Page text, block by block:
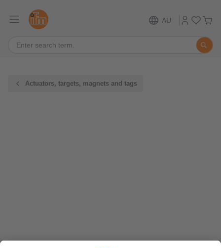
AU
Actuators, targets, magnets and tags